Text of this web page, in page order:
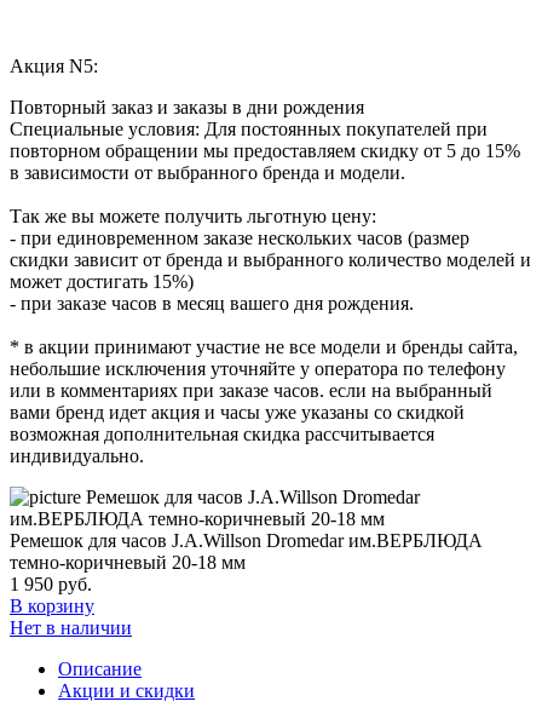
Акция N5:
Повторный заказ и заказы в дни рождения
Специальные условия: Для постоянных покупателей при
повторном обращении мы предоставляем скидку от 5 до 15%
в зависимости от выбранного бренда и модели.
Так же вы можете получить льготную цену:
- при единовременном заказе нескольких часов (размер
скидки зависит от бренда и выбранного количество моделей и
может достигать 15%)
- при заказе часов в месяц вашего дня рождения.
* в акции принимают участие не все модели и бренды сайта,
небольшие исключения уточняйте у оператора по телефону
или в комментариях при заказе часов. если на выбранный
вами бренд идет акция и часы уже указаны со скидкой
возможная дополнительная скидка рассчитывается
индивидуально.
Ремешок для часов J.A.Willson Dromedar им.ВЕРБЛЮДА
темно-коричневый 20-18 мм
1 950 руб.
В корзину
Нет в наличии
Описание
Акции и скидки